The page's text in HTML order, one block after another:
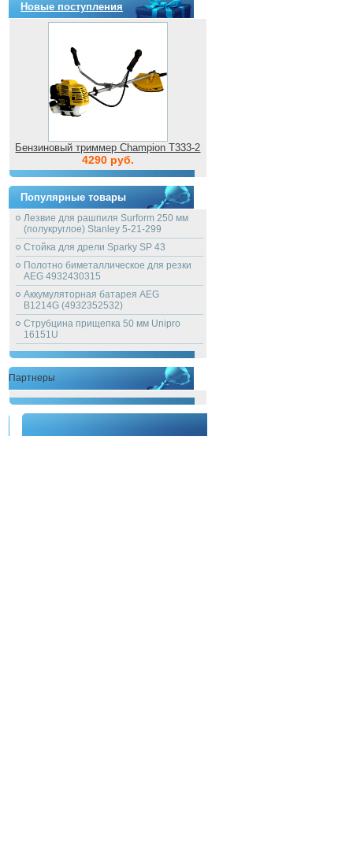
Новые поступления
Бензиновый триммер Champion T333-2
4290 руб.
Популярные товары
Лезвие для рашпиля Surform 250 мм
(полукруглое) Stanley 5-21-299
Стойка для дрели Sparky SP 43
Полотно биметаллическое для резки
AEG 4932430315
Аккумуляторная батарея AEG
B1214G (4932352532)
Струбцина прищепка 50 мм Unipro
16151U
Партнеры